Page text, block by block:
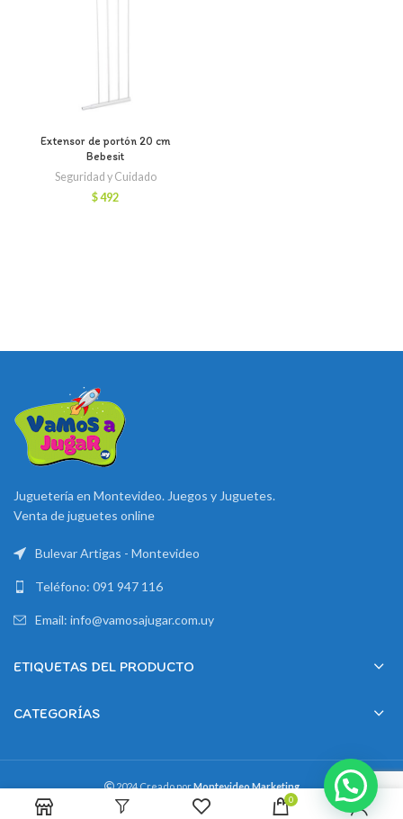
Extensor de portón 20 cm
Bebesit
Seguridad y Cuidado
$492
Juguetería en Montevideo. Juegos y Juguetes.
Venta de juguetes online
Bulevar Artigas - Montevideo
Teléfono: 091 947 116
Email: info@vamosajugar.com.uy
ETIQUETAS DEL PRODUCTO
CATEGORÍAS
2024 Creado porMontevideo Marketing
0